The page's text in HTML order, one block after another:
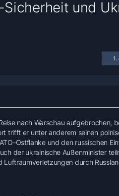
und
1.
nach Warschau aufgebrochen,
trifft er unter anderem seinen
Ostflanke und den russischen
der ukrainische Außenminister
Luftraumverletzungen durch